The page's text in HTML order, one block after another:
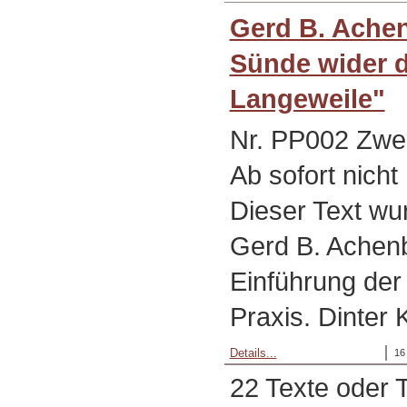
Gerd B.
Sünde wider
Langeweile"
Nr. PP002
Ab sofort nicht
Dieser Text
Gerd B.
Einführung
Praxis. Dinter
Details...
22 Texte oder